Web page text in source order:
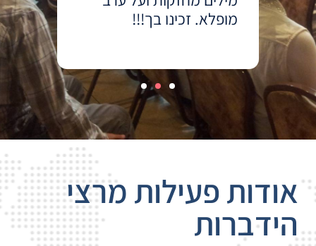
מופלא. זכינו בך!!!
אודות פעילות מרצי
הידברות